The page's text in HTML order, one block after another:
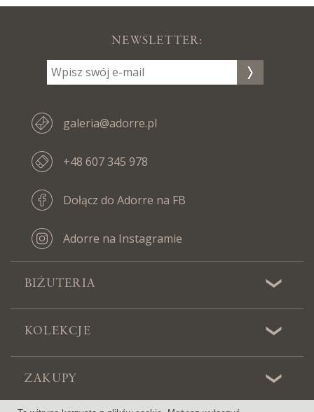
NEWSLETTER:
galeria@adorre.pl
+48 607 345 978
Dołącz do Adorre na FB
Adorre na Instagramie
BIŻUTERIA
KOLEKCJE
ZAKUPY